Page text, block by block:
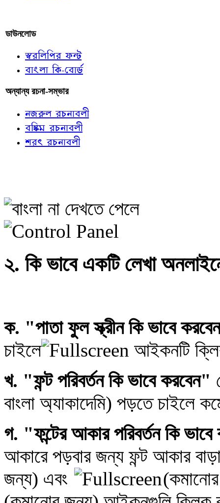
ডাউনলোড
স্বরলিপির ফন্ট
বাংলা কি-বোর্ড
অন্যান্য রচনা-সম্ভার
নজরুল রচনাবলী
বঙ্কিম রচনাবলী
শরৎ রচনাবলী
২. কি ভাবে একটি লেখা
ক. "পাতা ফুল স্ক্রীন কি ভাবে
চাইলে
আইকনটি
খ. "ফন্ট পরিবর্তন কি ভাবে করবেন"
বাংলা অ্যাকাদেমি) পড়তে চাইলে
গ. "ফন্টের আকার পরিবর্তন কি
আকারে পড়বার জন্য ফন্ট আকার
জন্য) এবং